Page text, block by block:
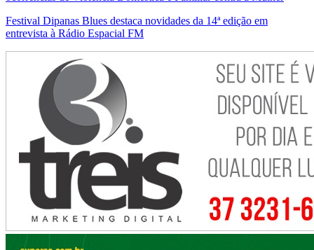
Festival Dipanas Blues destaca novidades da 14ª edição em
entrevista à Rádio Espacial FM